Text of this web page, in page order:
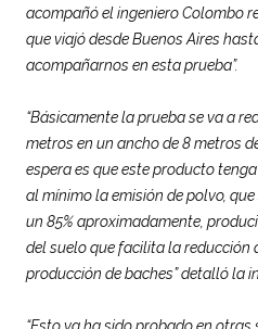
acompañó el ingeniero Colombo
que viajó desde Buenos Aires
acompañarnos en esta prueba”.
“Básicamente la prueba se va a
metros en un ancho de 8 metros
espera es que este producto
al mínimo la emisión de polvo, que
un 85% aproximadamente,
del suelo que facilita la reducción
producción de baches” detalló la